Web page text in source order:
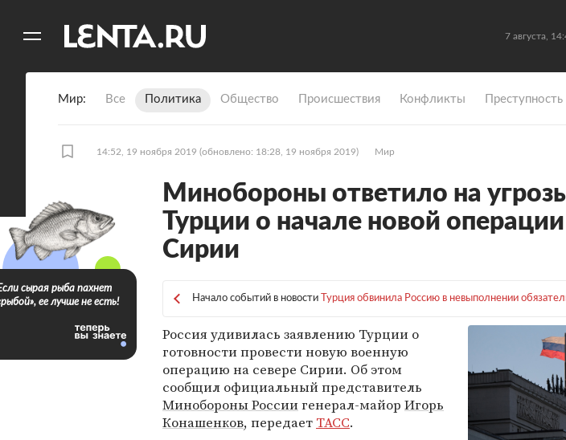
7 августа,
Мир Все Политика Общество Происшествия Конфликты Преступность
14:52, 19 ноября 2019 (обновлено: 18:28, 19 ноября 2019) Мир
Минобороны ответило на
Турции о начале новой
Сирии
Начало событий в новости Турция обвинила Россию в невыполнении
Россия удивилась заявлению Турции о
готовности провести новую военную
операцию на севере Сирии. Об этом
сообщил официальный представитель
Минобороны Россиигенерал-майор Игорь
Конашенков, передает ТАСС.
сырая рыба пахнет
ее лучше не есть!